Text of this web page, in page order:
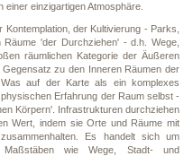
einzigartigen Atmosphäre.
der Kultivierung - Parks,
'der Durchziehen' - d.h. Wege,
räumlichen Kategorie der Äußeren
zu den Inneren Räumen der
auf der Karte als ein komplexes
Erfahrung der Raum selbst -
Körpern'. Infrastrukturen durchziehen
Wert, indem sie Orte und Räume mit
Es handelt sich um
Maßstäben wie Wege, Stadt- und